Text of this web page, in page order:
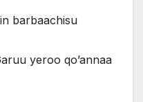
barbaachisu
yeroo qo’annaa